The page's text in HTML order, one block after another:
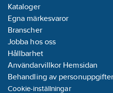
Kataloger
Egna märkesvaror
Branscher
Jobba hos oss
Hållbarhet
Användarvillkor Hemsidan
Behandling av
Cookie-inställningar